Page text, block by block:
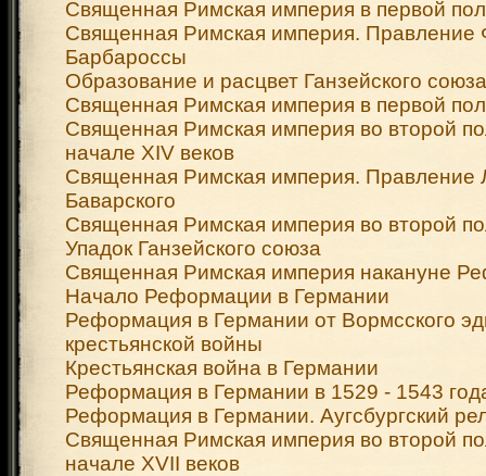
Священная Римская империя в первой
Священная Римская империя. Правление
Барбароссы
Образование и расцвет Ганзейского союза
Священная Римская империя в первой
Священная Римская империя во второй
начале XIV веков
Священная Римская империя. Правление
Баварского
Священная Римская империя во второй
Упадок Ганзейского союза
Священная Римская империя накануне
Начало Реформации в Германии
Реформация в Германии от Вормсского
крестьянской войны
Крестьянская война в Германии
Реформация в Германии в 1529 - 1543
Реформация в Германии. Аугсбургский
Священная Римская империя во второй
начале XVII веков